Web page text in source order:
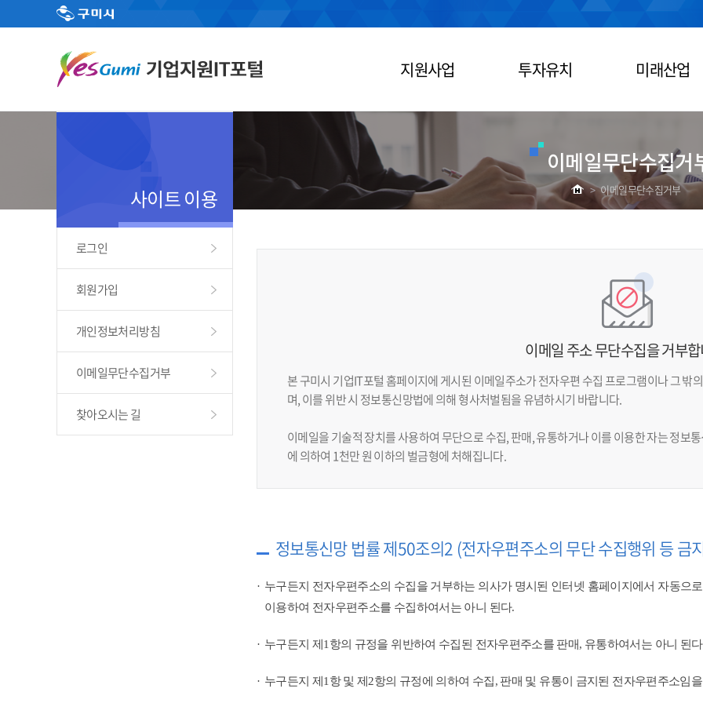
지원사업 투자유치 미래산업
이메일무단수집거
> 이메일무단수집거부
사이트 이용
로그인
회원가입
개인정보처리방침
이메일무단수집거부
찾아오시는 길
이메일 주소 무단수집을 거부
본 구미시 기업IT포털 홈페이지에 게시된 이메일주소가 전자우편 수집 프로그램이나 그 밖
며, 이를 위반 시 정보통신망법에 의해 형사처벌됨을 유념하시기 바랍니다.
이메일을 기술적 장치를 사용하여 무단으로 수집, 판매, 유통하거나 이를 이용한 자는 정보
에 의하여 1천만 원 이하의 벌금형에 처해집니다.
정보통신망 법률 제50조의2 (전자우편주소의 무단 수집행위 등 금
누구든지 전자우편주소의 수집을 거부하는 의사가 명시된 인터넷 홈페이지에서 자동으
이용하여 전자우편주소를 수집하여서는 아니 된다.
누구든지 제1항의 규정을 위반하여 수집된 전자우편주소를 판매, 유통하여서는 아니 된
누구든지 제1항 및 제2항의 규정에 의하여 수집, 판매 및 유통이 금지된 전자우편주소임